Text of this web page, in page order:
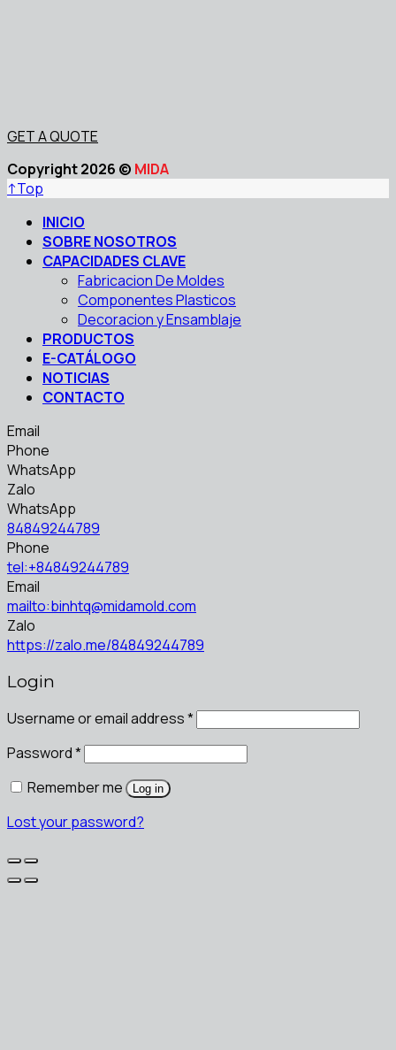
GET A QUOTE
Copyright 2026 © MIDA
↑Top
INICIO
SOBRE NOSOTROS
CAPACIDADES CLAVE
Fabricacion De Moldes
Componentes Plasticos
Decoracion y Ensamblaje
PRODUCTOS
E-CATÁLOGO
NOTICIAS
CONTACTO
Email
Phone
WhatsApp
Zalo
WhatsApp
84849244789
Phone
tel:+84849244789
Email
mailto:binhtq@midamold.com
Zalo
https://zalo.me/84849244789
Login
Username or email address*
Password*
Remember me
Log in
Lost your password?